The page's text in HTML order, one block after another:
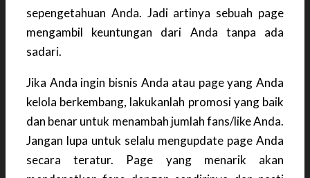
sepengetahuan Anda. Jadi artinya sebuah page
mengambil keuntungan dari Anda tanpa ada
sadari.
Jika Anda ingin bisnis Anda atau page yang Anda
kelola berkembang, lakukanlah promosi yang baik
dan benar untuk menambah jumlah fans/like Anda.
Jangan lupa untuk selalu mengupdate page Anda
secara teratur. Page yang menarik akan